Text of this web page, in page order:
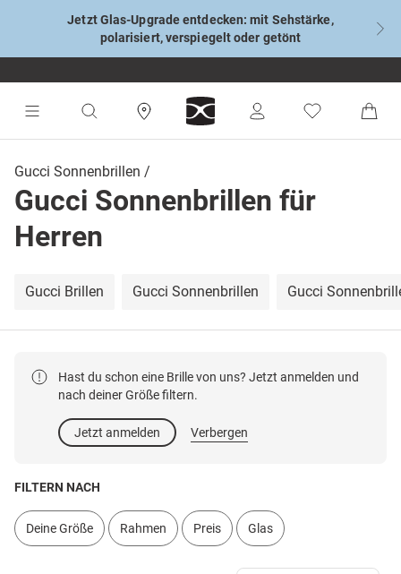
Jetzt Glas-Upgrade entdecken: mit Sehstärke,
polarisiert, verspiegelt oder getönt
Gucci Sonnenbrillen
Gucci Sonnenbrillen für
Herren
Gucci Brillen Gucci Sonnenbrillen Gucci
Hast du schon eine Brille von uns? Jetzt anmelden und
nach deiner Größe filtern.
Jetzt anmelden Verbergen
FILTERN NACH
Deine Größe Rahmen Preis Glas